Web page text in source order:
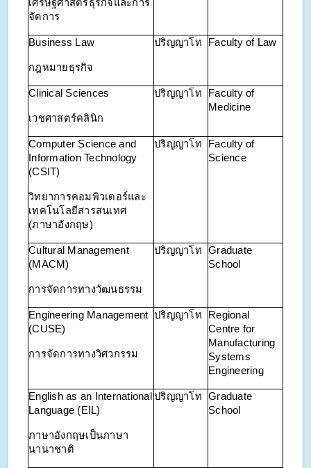
เศรษฐศาสตร์ธุรกิจและการ
จัดการ
Business Law
กฎหมายธุรกิจ
ปริญญาโท Faculty of Law
Clinical Sciences
เวชศาสตร์คลินิก
ปริญญาโท
Faculty of
Medicine
Computer Science and
Information Technology
(CSIT)
วิทยาการคอมพิวเตอร์และ
เทคโนโลยีสารสนเทศ
(ภาษาอังกฤษ)
ปริญญาโท
Faculty of
Science
Cultural Management
(MACM)
การจัดการทางวัฒนธรรม
ปริญญาโท
Graduate
School
Engineering Management
(CUSE)
การจัดการทางวิศวกรรม
ปริญญาโท
Regional
Centre for
Manufacturing
Systems
Engineering
English as an International
Language (EIL)
ภาษาอังกฤษเป็นภาษา
นานาชาติ
ปริญญาโท
Graduate
School